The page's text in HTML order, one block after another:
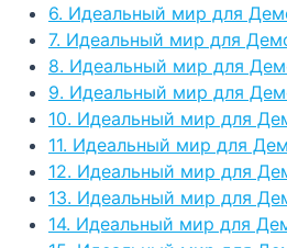
6. Идеальный мир для
7. Идеальный мир для
8. Идеальный мир для
9. Идеальный мир для
10. Идеальный мир для
11. Идеальный мир для
12. Идеальный мир для
13. Идеальный мир для
14. Идеальный мир для